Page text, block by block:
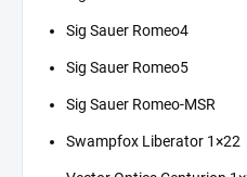
Sig Sauer Romeo4
Sig Sauer Romeo5
Sig Sauer Romeo-MSR
Swampfox Liberator 1×22